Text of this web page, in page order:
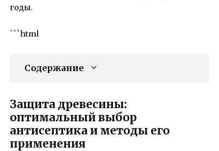
годы.
```html
Содержание
Защита древесины:
оптимальный выбор
антисептика и методы его
применения